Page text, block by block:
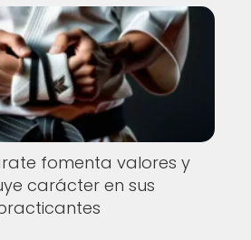
fomenta valores y
carácter en sus